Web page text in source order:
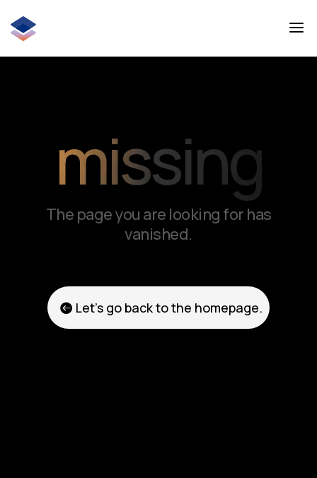
missing
The page you are looking for has
vanished.
Let's go back to the homepage.